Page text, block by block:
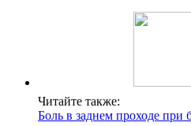
Читайте также:
Боль в заднем проходе при